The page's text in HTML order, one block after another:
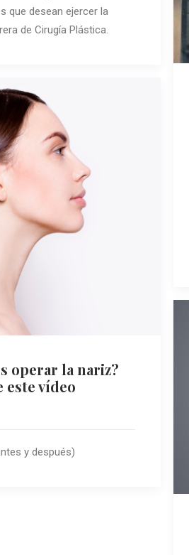
que desean ejercer la
de Cirugía Plástica.
operar la nariz?
este vídeo
y después)